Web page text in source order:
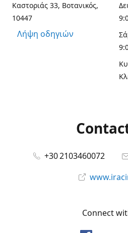
Καστοριάς 33, Βοτανικός,
10447
Λήψη οδηγιών
+30 2103460072
Connect